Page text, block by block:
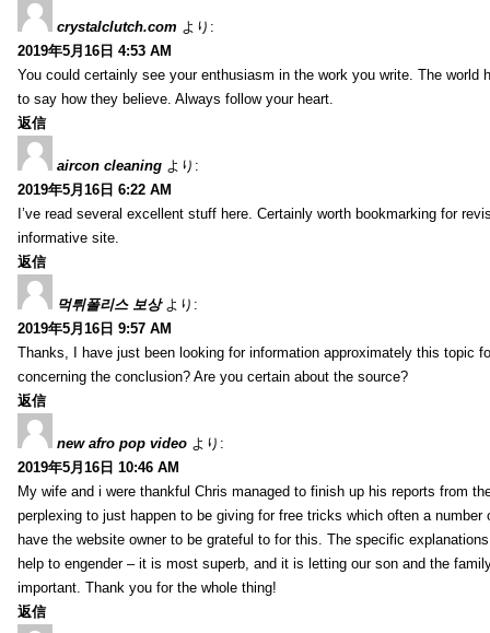
crystalclutch.com より:
2019年5月16日 4:53 AM
You could certainly see your enthusiasm in the work you write. The
to say how they believe. Always follow your heart.
返信
aircon cleaning より:
2019年5月16日 6:22 AM
I’ve read several excellent stuff here. Certainly worth bookmarking for
informative site.
返信
먹튀폴리스 보상 より:
2019年5月16日 9:57 AM
Thanks, I have just been looking for information approximately this topic
concerning the conclusion? Are you certain about the source?
返信
new afro pop video より:
2019年5月16日 10:46 AM
My wife and i were thankful Chris managed to finish up his reports from
perplexing to just happen to be giving for free tricks which often a
have the website owner to be grateful to for this. The specific
help to engender – it is most superb, and it is letting our son and the
important. Thank you for the whole thing!
返信